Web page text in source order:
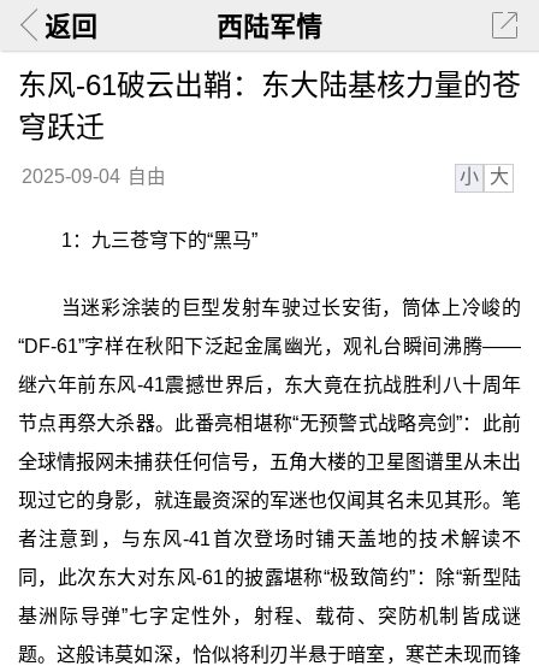
返回 西陆军情
东风-61破云出鞘：东大陆基核力量的苍
穹跃迁
2025-09-04 自由 小 大
1：九三苍穹下的“黑马”
当迷彩涂装的巨型发射车驶过长安街，筒体上冷峻的
“DF-61”字样在秋阳下泛起金属幽光，观礼台瞬间沸腾——
继六年前东风-41震撼世界后，东大竟在抗战胜利八十周年
节点再祭大杀器。此番亮相堪称“无预警式战略亮剑”：此前
全球情报网未捕获任何信号，五角大楼的卫星图谱里从未出
现过它的身影，就连最资深的军迷也仅闻其名未见其形。笔
者注意到，与东风-41首次登场时铺天盖地的技术解读不
同，此次东大对东风-61的披露堪称“极致简约”：除“新型陆
基洲际导弹”七字定性外，射程、载荷、突防机制皆成谜
题。这般讳莫如深，恰似将利刃半悬于暗室，寒芒未现而锋